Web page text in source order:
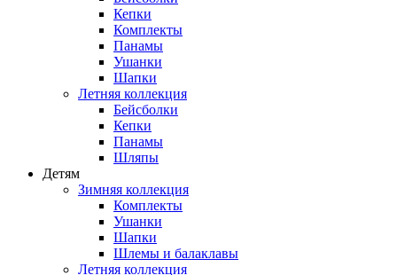
Кепки
Комплекты
Панамы
Ушанки
Шапки
Летняя коллекция
Бейсболки
Кепки
Панамы
Шляпы
Детям
Зимняя коллекция
Комплекты
Ушанки
Шапки
Шлемы и балаклавы
Летняя коллекция